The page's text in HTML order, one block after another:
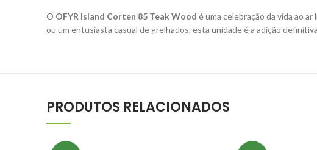
O OFYR Island Corten 85 Teak Wood é uma celebração da vida ao
ou um entusiasta casual de grelhados, esta unidade é a adição
PRODUTOS RELACIONADOS